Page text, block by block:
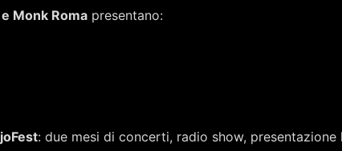
Monk Romapresentano:
: due mesi di concerti, radio show,